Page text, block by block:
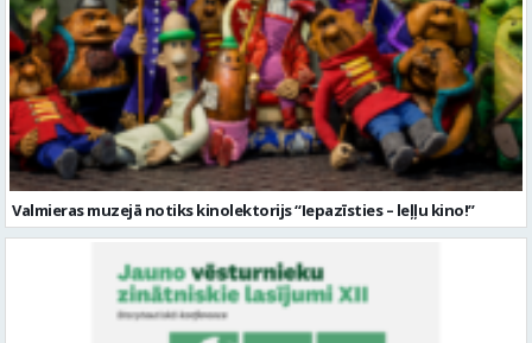
Valmieras muzejā notiks kinolektorijs “Iepazīsties – leļļu kino!”